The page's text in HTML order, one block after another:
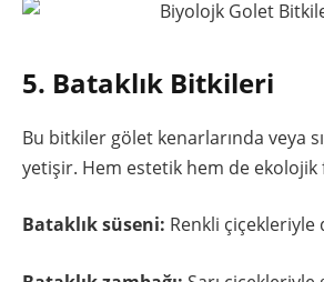
5. Bataklık Bitkileri
Bu bitkiler gölet kenarlarında veya
yetişir. Hem estetik hem de ekolojik
Bataklık süseni: Renkli çiçekleriyle